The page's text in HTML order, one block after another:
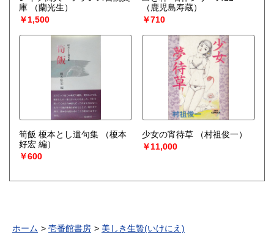
庫
（蘭光生）
￥1,500
（鹿児島寿蔵）
￥710
筍飯 榎本とし遺句集
（榎本
好宏 編）
￥600
少女の宵待草
（村祖俊一）
￥11,000
ホーム 壱番館書房 美しき生贄(いけにえ)